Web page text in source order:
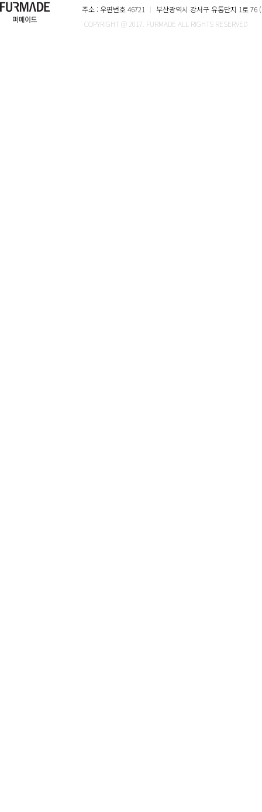
주소 : 우편번호 46721
ㅣ 부산광역시 강서구 유통단지 1로 76
COPYRIGHT @ 2017. FURMADE ALL RIGHTS RESERVED